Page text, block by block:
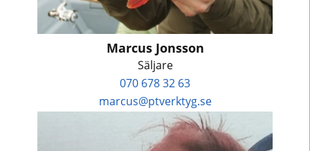
Marcus Jonsson
Säljare
070 678 32 63
marcus@ptverktyg.se